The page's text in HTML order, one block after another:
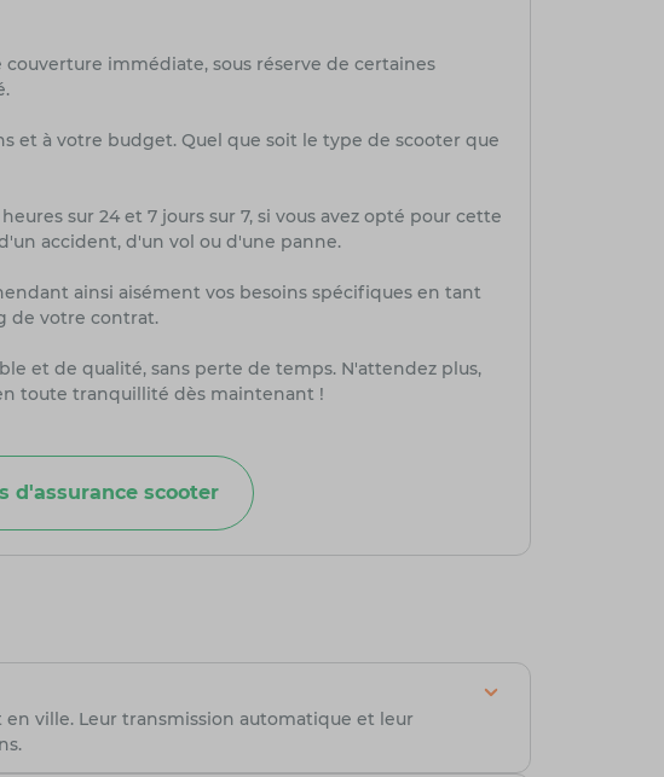
immédiate, sous réserve de certaines
et à votre budget. Quel que soit le type de scooter que
sur 24 et 7 jours sur 7, si vous avez opté pour cette
accident, d'un vol ou d'une panne.
ainsi aisément vos besoins spécifiques en tant
de votre contrat.
et de qualité, sans perte de temps. N'attendez plus,
toute tranquillité dès maintenant !
d'assurance scooter
ville. Leur transmission automatique et leur